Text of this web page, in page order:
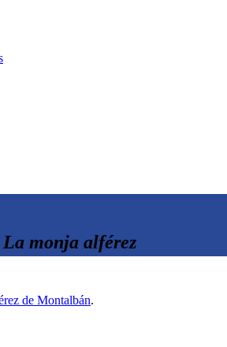
La monja alférez
de Montalbán.